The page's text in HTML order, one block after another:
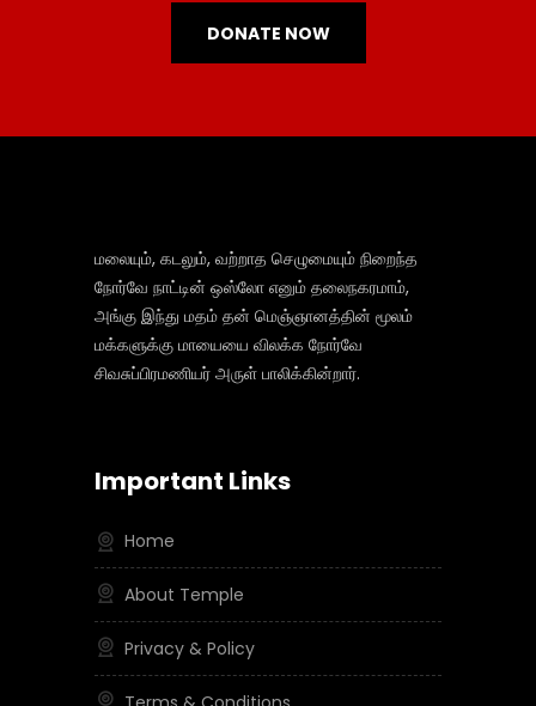
DONATE NOW
மலையும், கடலும், வற்றாத செழுமையும் நிறைந்த
நோர்வே நாட்டின் ஒஸ்லோ எனும் தலைநகரமாம்,
அங்கு இந்து மதம் தன் மெஞ்ஞானத்தின் மூலம்
மக்களுக்கு மாயையை விலக்க நோர்வே
சிவசுப்பிரமணியர் அருள் பாலிக்கின்றார்.
Important Links
Home
About Temple
Privacy & Policy